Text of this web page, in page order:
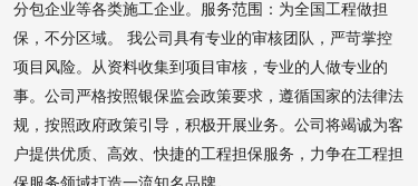
分包企业等各类施工企业。服务范围：为全国工程做担
保，不分区域。 我公司具有专业的审核团队，严苛掌控
项目风险。从资料收集到项目审核，专业的人做专业的
事。公司严格按照银保监会政策要求，遵循国家的法律法
规，按照政府政策引导，积极开展业务。公司将竭诚为客
户提供优质、高效、快捷的工程担保服务，力争在工程担